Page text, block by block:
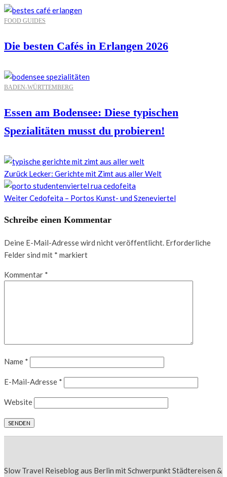
FOOD GUIDES
Die besten Cafés in Erlangen 2026
BADEN-WÜRTTEMBERG
Essen am Bodensee: Diese typischen
Spezialitäten musst du probieren!
Zurück Lecker: Gerichte mit Zimt aus aller Welt
WeiterCedofeita – Portos Kunst- und Szeneviertel
Schreibe einen Kommentar
Deine E-Mail-Adresse wird nicht veröffentlicht. Erforderliche
Felder sind mit * markiert
Kommentar *
Name *
E-Mail-Adresse *
Website
Slow Travel Reiseblog aus Berlin mit Schwerpunkt Städtereisen &